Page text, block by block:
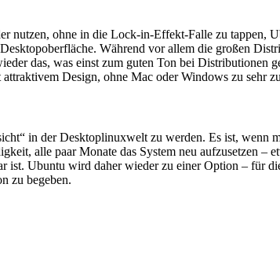
nutzen, ohne in die Lock-in-Effekt-Falle zu tappen,
Während vor allem die großen
das, was einst zum guten Ton bei Distributionen
Design, ohne Mac oder Windows zu sehr
in der Desktoplinuxwelt zu werden. Es ist, wenn
alle paar Monate das System neu aufzusetzen –
Ubuntu wird daher wieder zu einer Option – für
zu begeben.